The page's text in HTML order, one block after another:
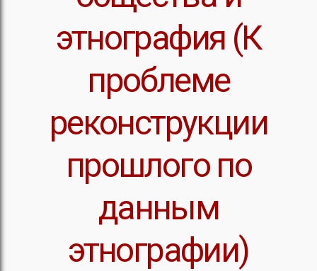
этнография (К
проблеме
реконструкции
прошлого по
данным
этнографии)